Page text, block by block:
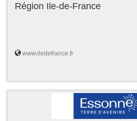
Région Ile-de-France
www.iledefrance.fr